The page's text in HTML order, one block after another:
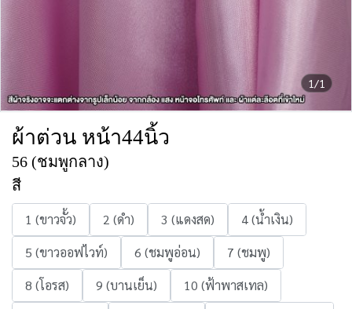
1/1
ผ้าต่วน หน้า44นิ้ว
56 (ชมพูกลาง)
สี
1 (ขาวจั้ว) 2 (ดำ) 3 (แดงสด)
4 (น้ำเงิน)
5 (ขาวออฟไวท์)
6 (ชมพูอ่อน)
7 (ชมพู)
8 (โอรส)
9 (บานเย็น)
10 (ฟ้าพาสเทล)